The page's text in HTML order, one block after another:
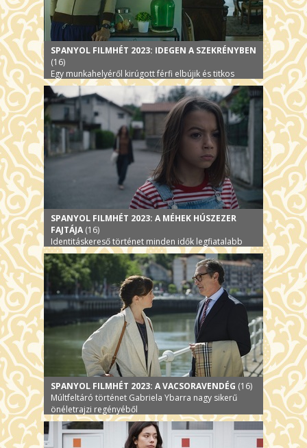
SPANYOL FILMHÉT 2023: IDEGEN A SZEKRÉNYBEN
(16)
Egy munkahelyéről kirúgott férfi elbújik és titkos
lakóként új családhoz kerül egy szekrényben
SPANYOL FILMHÉT 2023: A MÉHEK HÚSZEZER
FAJTÁJA (16)
Identitáskereső történet minden idők legfiatalabb
Arany Medve-díjas főszereplőjével, Sofia Oteróval
SPANYOL FILMHÉT 2023: A VACSORAVENDÉG (16)
Múltfeltáró történet Gabriela Ybarra nagy sikerű
önéletrajzi regényéből